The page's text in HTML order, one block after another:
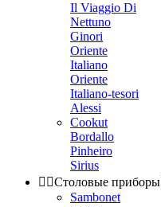
Il Viaggio Di
Nettuno
Ginori
Oriente
Italiano
Oriente
Italiano-tesori
Alessi
Cookut
Bordallo
Pinheiro
Sirius
 Столовые приборы
Sambonet